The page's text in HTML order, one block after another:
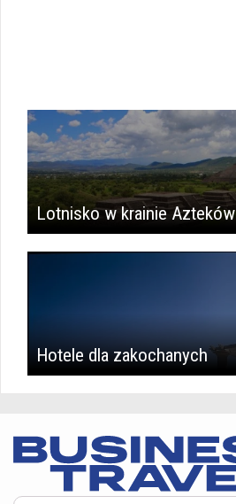
Lotnisko w krainie Azteków
Hotele dla zakochanych